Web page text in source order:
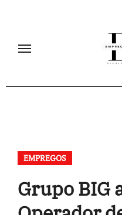
EMPREGOS
Grupo BIG